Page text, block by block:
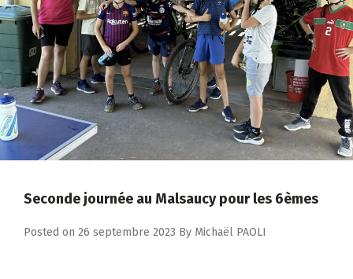
Seconde journée au Malsaucy pour les 6èmes
Posted on 26 septembre 2023 By Michaël PAOLI